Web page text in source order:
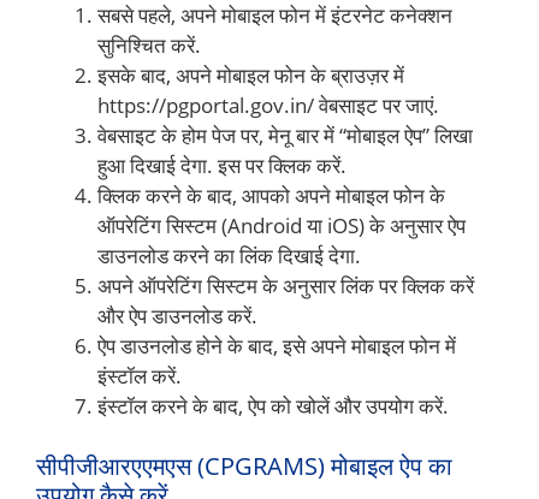
सबसे पहले, अपने मोबाइल फोन में इंटरनेट कनेक्शन
सुनिश्चित करें.
इसके बाद, अपने मोबाइल फोन के ब्राउज़र में
https://pgportal.gov.in/ वेबसाइट पर जाएं.
वेबसाइट के होम पेज पर, मेनू बार में “मोबाइल ऐप” लिखा
हुआ दिखाई देगा. इस पर क्लिक करें.
क्लिक करने के बाद, आपको अपने मोबाइल फोन के
ऑपरेटिंग सिस्टम (Android या iOS) के अनुसार ऐप
डाउनलोड करने का लिंक दिखाई देगा.
अपने ऑपरेटिंग सिस्टम के अनुसार लिंक पर क्लिक करें
और ऐप डाउनलोड करें.
ऐप डाउनलोड होने के बाद, इसे अपने मोबाइल फोन में
इंस्टॉल करें.
इंस्टॉल करने के बाद, ऐप को खोलें और उपयोग करें.
सीपीजीआरएएमएस (CPGRAMS) मोबाइल ऐप का